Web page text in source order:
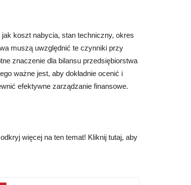
koszt nabycia, stan techniczny, okres
muszą uwzględnić te czynniki przy
znaczenie dla bilansu przedsiębiorstwa
ważne jest, aby dokładnie ocenić i
efektywne zarządzanie finansowe.
więcej na ten temat! Kliknij tutaj, aby